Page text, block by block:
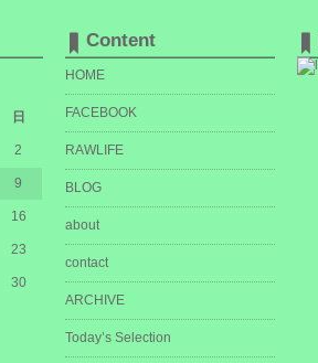
日
2
9
16
23
30
Content
HOME
FACEBOOK
RAWLIFE
BLOG
about
contact
ARCHIVE
Today’s Selection